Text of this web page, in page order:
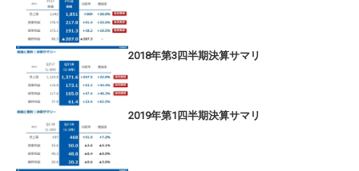
2018年第3四半期決算サマリ
2019年第1四半期決算サマリ